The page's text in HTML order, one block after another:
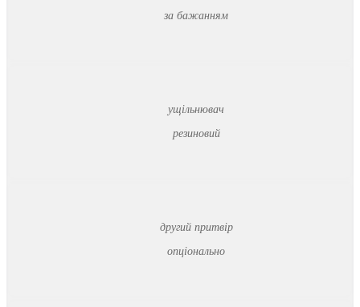
за бажанням
ущільнювач
резиновий
другий притвір
опціонально